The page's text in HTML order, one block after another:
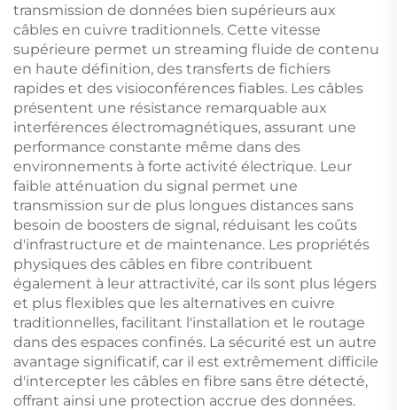
transmission de données bien supérieurs aux
câbles en cuivre traditionnels. Cette vitesse
supérieure permet un streaming fluide de contenu
en haute définition, des transferts de fichiers
rapides et des visioconférences fiables. Les câbles
présentent une résistance remarquable aux
interférences électromagnétiques, assurant une
performance constante même dans des
environnements à forte activité électrique. Leur
faible atténuation du signal permet une
transmission sur de plus longues distances sans
besoin de boosters de signal, réduisant les coûts
d'infrastructure et de maintenance. Les propriétés
physiques des câbles en fibre contribuent
également à leur attractivité, car ils sont plus légers
et plus flexibles que les alternatives en cuivre
traditionnelles, facilitant l'installation et le routage
dans des espaces confinés. La sécurité est un autre
avantage significatif, car il est extrêmement difficile
d'intercepter les câbles en fibre sans être détecté,
offrant ainsi une protection accrue des données.